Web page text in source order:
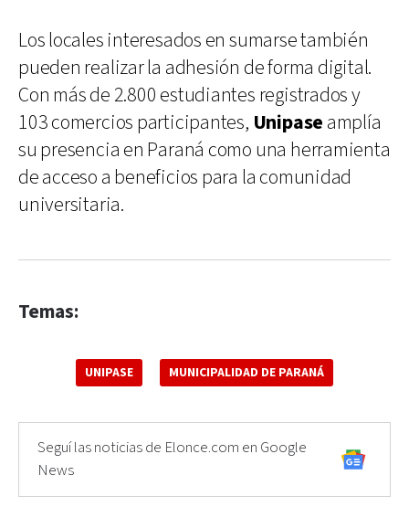
Los locales interesados en sumarse también
pueden realizar la adhesión de forma digital.
Con más de 2.800 estudiantes registrados y
103 comercios participantes, Unipase amplía
su presencia en Paraná como una herramienta
de acceso a beneficios para la comunidad
universitaria.
Temas:
UNIPASE MUNICIPALIDAD DE PARANÁ
Seguí las noticias de Elonce.com en Google
News